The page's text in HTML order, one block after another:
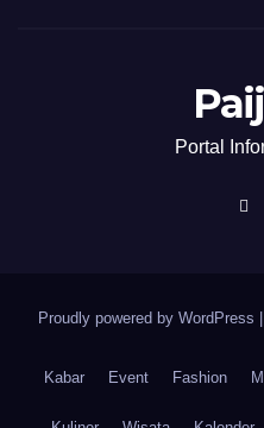
Portal
Proudly powered by WordPress
Kabar Event Fashion